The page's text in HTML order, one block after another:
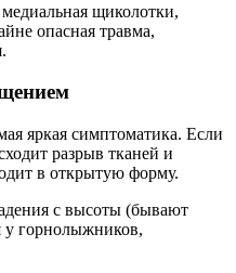
щиколотки,
опасная травма,
яркая симптоматика. Если
разрыв тканей и
в открытую форму.
с высоты (бывают
горнолыжников,